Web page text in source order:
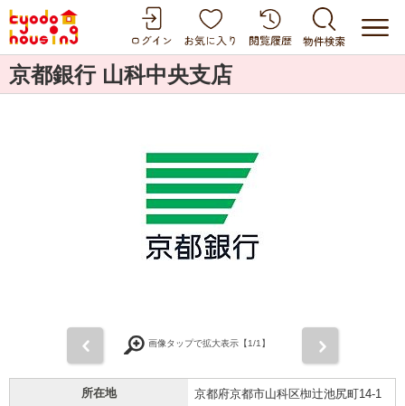
京都銀行 山科中央支店
画像タップで拡大表示【1/1】
所在地 京都府京都市山科区椥辻池尻町14-1